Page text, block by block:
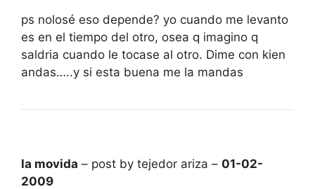
ps nolosé eso depende? yo cuando me levanto
es en el tiempo del otro, osea q imagino q
saldria cuando le tocase al otro. Dime con kien
andas…..y si esta buena me la mandas
la movida – post by tejedor ariza – 01-02-
2009